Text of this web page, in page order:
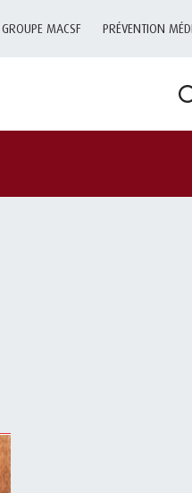
GROUPE MACSF PRÉVENTION